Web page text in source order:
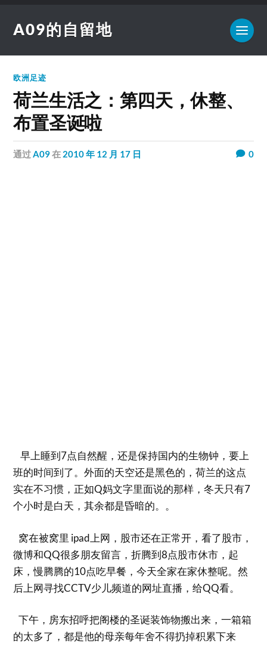
A09的自留地
欧洲足迹
荷兰生活之：第四天，休整、
布置圣诞啦
通过A09在 2010 年 12 月 17 日 0
早上睡到7点自然醒，还是保持国内的生物钟，要上
班的时间到了。外面的天空还是黑色的，荷兰的这点
实在不习惯，正如Q妈文字里面说的那样，冬天只有7
个小时是白天，其余都是昏暗的。。
窝在被窝里 ipad上网，股市还在正常开，看了股市，
微博和QQ很多朋友留言，折腾到8点股市休市，起
床，慢腾腾的10点吃早餐，今天全家在家休整呢。然
后上网寻找CCTV少儿频道的网址直播，给QQ看。
下午，房东招呼把阁楼的圣诞装饰物搬出来，一箱箱
的太多了，都是他的母亲每年舍不得扔掉积累下来